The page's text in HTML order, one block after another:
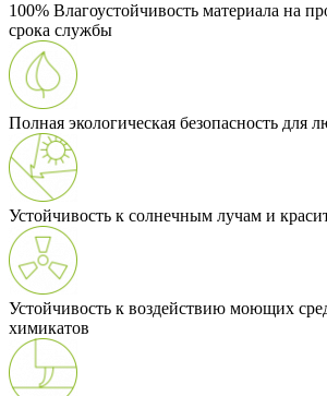
100% Влагоустойчивость материала на
срока службы
Полная экологическая безопасность для
Устойчивость к солнечным лучам и
Устойчивость к воздействию моющих
химикатов